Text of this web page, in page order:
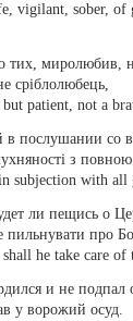
vigilant, sober,
тих, миролюбив,
сріблолюбець,
patient, not a
послушании со
з повною
subjection with all
ли пещись о
про
he take care of
и не подпал
у ворожий осуд.